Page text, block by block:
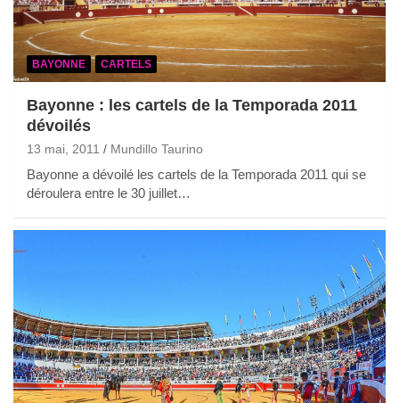
BAYONNE CARTELS
Bayonne : les cartels de la Temporada 2011
dévoilés
13 mai, 2011 Mundillo Taurino
Bayonne a dévoilé les cartels de la Temporada 2011 qui se
déroulera entre le 30 juillet…